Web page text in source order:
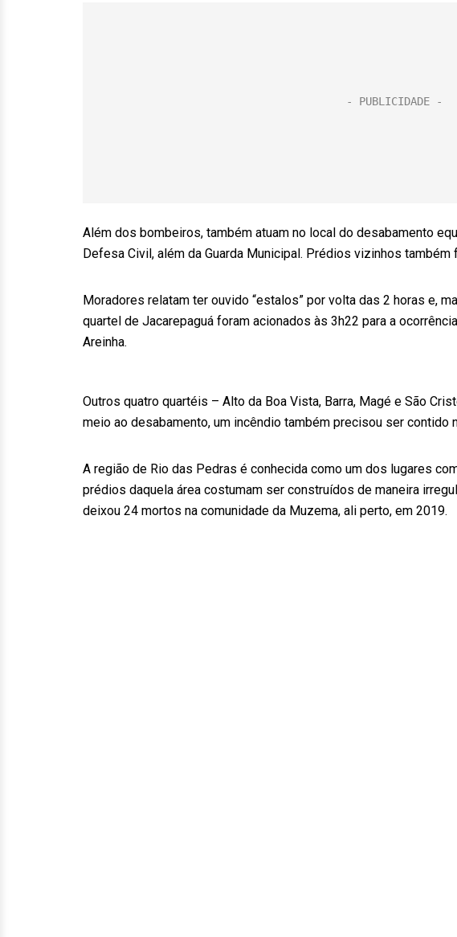
Além dos bombeiros, também atuam no local do desabamento
Defesa Civil, além da Guarda Municipal. Prédios vizinhos também
Moradores relatam ter ouvido “estalos” por volta das 2 horas e,
quartel de Jacarepaguá foram acionados às 3h22 para a
Areinha.
Outros quatro quartéis – Alto da Boa Vista, Barra, Magé e São
meio ao desabamento, um incêndio também precisou ser contido
A região de Rio das Pedras é conhecida como um dos lugares
prédios daquela área costumam ser construídos de maneira
deixou 24 mortos na comunidade da Muzema, ali perto, em 2019.